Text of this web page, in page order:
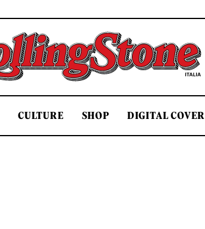
Rolling Stone Italia
CULTURE SHOP DIGITAL COVER